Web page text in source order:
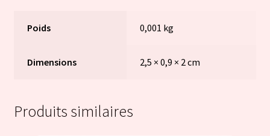
Poids 0,001 kg
Dimensions 2,5 × 0,9 × 2 cm
Produits similaires